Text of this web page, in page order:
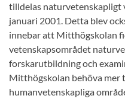
tilldelas naturvetenskapligt
januari 2001. Detta blev
innebar att Mitthögskolan
vetenskapsområdet
forskarutbildning och
Mitthögskolan behöva mer
humanvetenskapliga